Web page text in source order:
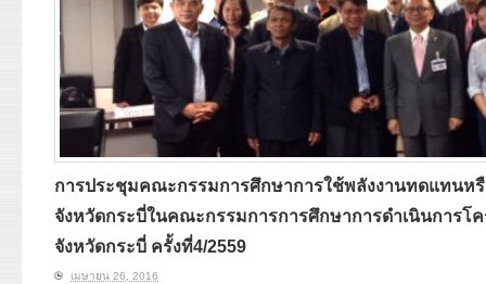
Read More Read More
การประชุมคณะกรรมการศึกษาการใช้พลังงานทดแทนหรื
จังหวัดกระบี่ในคณะกรรมการการศึกษาการดำเนินการโ
จังหวัดกระบี่ ครั้งที่4/2559
เมษายน 26, 2016